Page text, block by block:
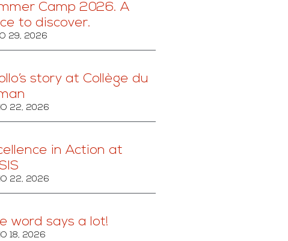
Camp 2026. A
to discover.
29, 2026
story at Collège du
22, 2026
in Action at
22, 2026
word says a lot!
18, 2026